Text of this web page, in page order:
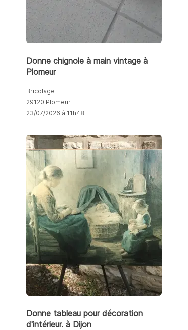
Donne chignole à main vintage à
Plomeur
Bricolage
29120 Plomeur
23/07/2026 à 11h48
Donne tableau pour décoration
d'intérieur. à Dijon